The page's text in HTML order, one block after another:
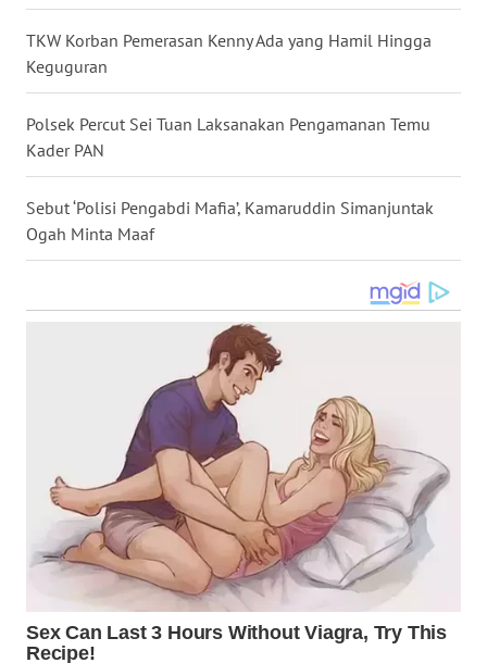
TKW Korban Pemerasan Kenny Ada yang Hamil Hingga
Keguguran
Polsek Percut Sei Tuan Laksanakan Pengamanan Temu
Kader PAN
Sebut ‘Polisi Pengabdi Mafia’, Kamaruddin Simanjuntak
Ogah Minta Maaf
WN
SULTENG
WN
SULBAR
WN
BABEL
SUMBAR
BENGKULU
WN
LAMPUNG
WN
JATENG